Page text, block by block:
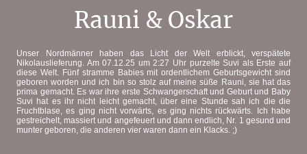
Rauni & Oskar
Unser Nordmänner haben das Licht der Welt erblickt, verspätete
Nikolauslieferung. Am 07.12.25 um 2:27 Uhr purzelte Suvi als Erste auf
diese Welt. Fünf stramme Babies mit ordentlichem Geburtsgewicht sind
geboren worden und ich bin so stolz auf meine süße Rauni, sie hat das
prima gemacht. Es war ihre erste Schwangerschaft und Geburt und Baby
Suvi hat es ihr nicht leicht gemacht, über eine Stunde sah ich die die
Fruchtblase, es ging nicht vorwärts, es ging nichts rückwärts. Ich habe
gestreichelt, massiert und angefeuert und dann endlich, Nr. 1 gesund und
munter geboren, die anderen vier waren dann ein Klacks. ;)